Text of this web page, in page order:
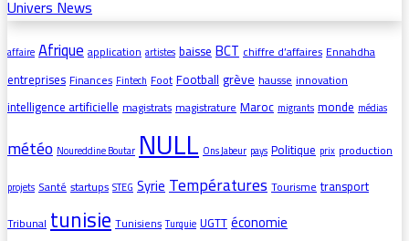
affaire Afriqueapplication artistes baisseBCTchiffre d’affairesEnnahdha
entreprisesFinances Fintech FootFootballgrèvehausseinnovation
intelligence artificiellemagistratsmagistratureMaroc migrants monde médias
météo Noureddine Boutar NULL Ons Jabeur pays Politique prix production
projets Santéstartups STEG SyrieTempératuresTourismetransport
TribunaltunisieTunisiens Turquie UGTTéconomie